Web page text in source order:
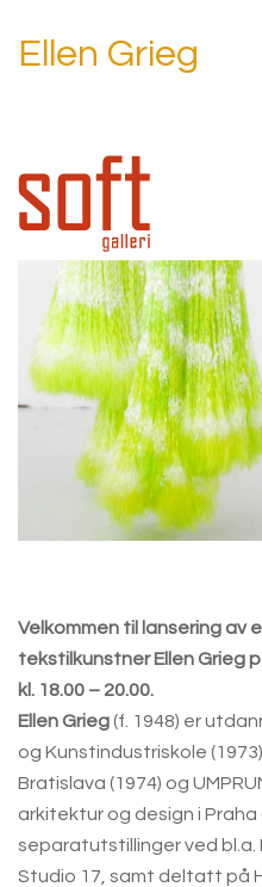
Ellen Grieg
Velkommen til lansering av
tekstilkunstner Ellen Grieg
kl. 18.00 – 20.00.
Ellen Grieg(f. 1948) er
og Kunstindustriskole
Bratislava (1974) og
arkitektur og design i Praha
separatutstillinger ved bl.a.
Studio 17, samt deltatt på